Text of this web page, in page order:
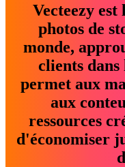
Vecteezy est
photos de
monde,
clients
permet aux
aux
ressources
d'économiser